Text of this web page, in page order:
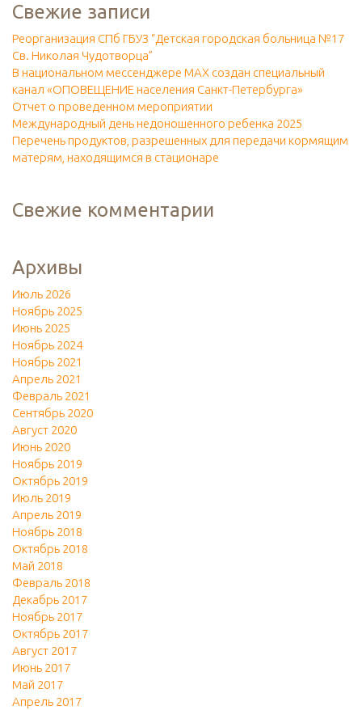
Свежие записи
Реорганизация СПб ГБУЗ “Детская городская больница №17
Св. Николая Чудотворца”
В национальном мессенджере МАХ создан специальный
канал «ОПОВЕЩЕНИЕ населения Санкт-Петербурга»
Отчет о проведенном мероприятии
Международный день недоношенного ребенка 2025
Перечень продуктов, разрешенных для передачи кормящим
матерям, находящимся в стационаре
Свежие комментарии
Архивы
Июль 2026
Ноябрь 2025
Июнь 2025
Ноябрь 2024
Ноябрь 2021
Апрель 2021
Февраль 2021
Сентябрь 2020
Август 2020
Июнь 2020
Ноябрь 2019
Октябрь 2019
Июль 2019
Апрель 2019
Ноябрь 2018
Октябрь 2018
Май 2018
Февраль 2018
Декабрь 2017
Ноябрь 2017
Октябрь 2017
Август 2017
Июнь 2017
Май 2017
Апрель 2017